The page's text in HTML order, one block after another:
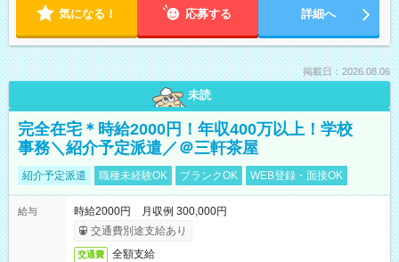
気になる！ 応募する 詳細へ
掲載日：2026.08.06
未読
完全在宅＊時給2000円！年収400万以上！学校
事務＼紹介予定派遣／＠三軒茶屋
紹介予定派遣 職種未経験OK ブランクOK WEB登録・面接OK
給与
時給2000円 月収例 300,000円
交通費別途支給あり
交通費 全額支給